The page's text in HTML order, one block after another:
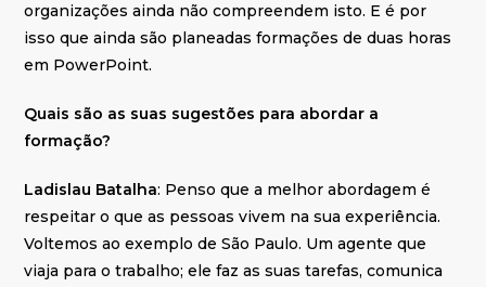
organizações ainda não compreendem isto. E é por
isso que ainda são planeadas formações de duas horas
em PowerPoint.
Quais são as suas sugestões para abordar a
formação?
Ladislau Batalha: Penso que a melhor abordagem é
respeitar o que as pessoas vivem na sua experiência.
Voltemos ao exemplo de São Paulo. Um agente que
viaja para o trabalho; ele faz as suas tarefas, comunica